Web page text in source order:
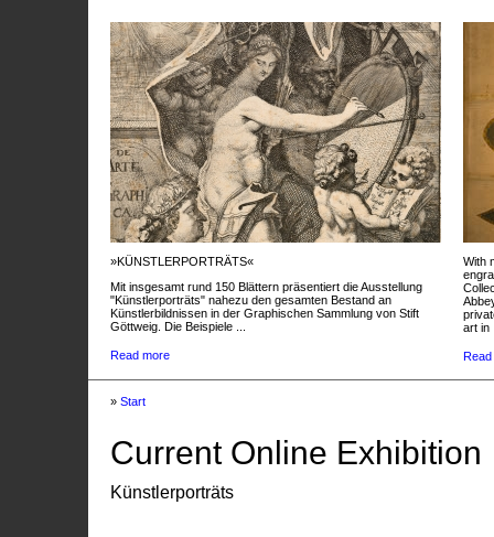
»KÜNSTLERPORTRÄTS«
Mit insgesamt rund 150 Blättern präsentiert die Ausstellung
"Künstlerporträts" nahezu den gesamten Bestand an
Künstlerbildnissen in der Graphischen Sammlung von Stift
Göttweig. Die Beispiele ...
Read more
With
art in
» Start
Current Online Exhibition
Künstlerporträts